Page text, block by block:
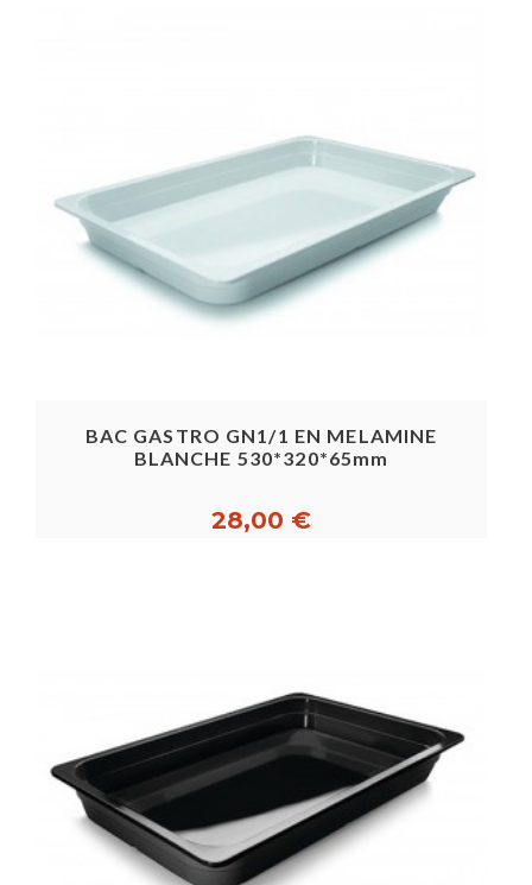
BAC GASTRO GN1/1 EN MELAMINE
BLANCHE 530*320*65mm
28,00 €